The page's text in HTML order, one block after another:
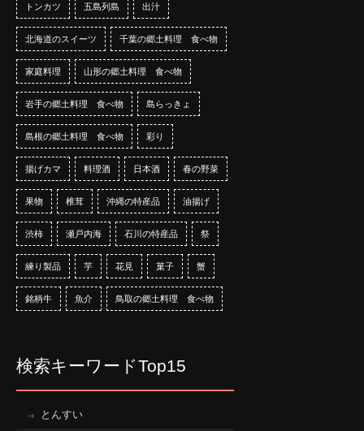
トンカツ 五島列島 出汁
北海道のスイーツ 千葉の郷土料理 食べ物
家庭料理 山形の郷土料理 食べ物
岩手の郷土料理 食べ物 島らっきょ
島根の郷土料理 食べ物 彩り
揚げカマ 料理酒 日本酒 春の野菜
果物 椎茸 沖縄の特産品 油揚げ
渋柿 瀬戸内海 石川の特産品 祭
練り製品 芋 花見 菓子 蟹
銘柄牛 魚介 鳥取の郷土料理 食べ物
検索キーワードTop15
とんすい